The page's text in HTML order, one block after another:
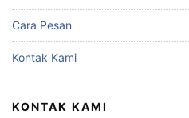
Cara Pesan
Kontak Kami
KONTAK KAMI